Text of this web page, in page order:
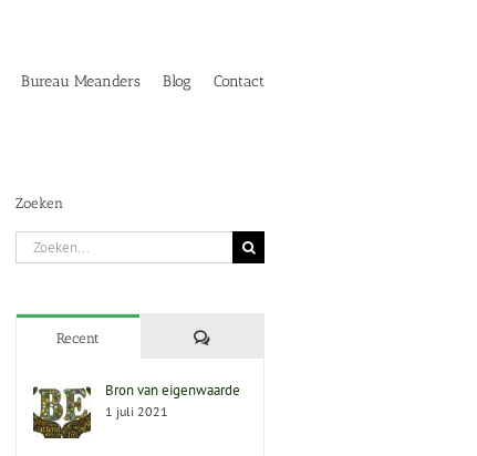
Bureau Meanders Blog Contact
Zoeken
Zoeken
naar:
Recent Reacties
Bron van eigenwaarde
1 juli 2021